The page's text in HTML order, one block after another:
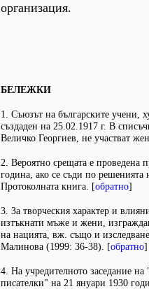
организация.
БЕЛЕЖКИ
1. Съюзът на българските учени,
създаден на 25.02.1917 г. В
Величко Георгиев, не участват
2. Вероятно срещата е проведена
година, ако се съди по решенията
Протоколната книга. [обратно]
3. За творческия характер и
изтъкнати мъже и жени,
на нацията, вж. също и
Малинова (1999: 36-38). [обратно]
4. На учредителното заседание на
писателки" на 21 януари 1930